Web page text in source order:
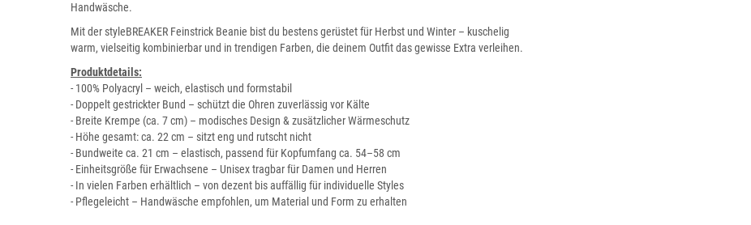
Handwäsche.
Mit der styleBREAKER Feinstrick Beanie bist du bestens gerüstet für Herbst und Winter – kuschelig
warm, vielseitig kombinierbar und in trendigen Farben, die deinem Outfit das gewisse Extra verleihen.
Produktdetails:
- 100% Polyacryl – weich, elastisch und formstabil
- Doppelt gestrickter Bund – schützt die Ohren zuverlässig vor Kälte
- Breite Krempe (ca. 7 cm) – modisches Design & zusätzlicher Wärmeschutz
- Höhe gesamt: ca. 22 cm – sitzt eng und rutscht nicht
- Bundweite ca. 21 cm – elastisch, passend für Kopfumfang ca. 54–58 cm
- Einheitsgröße für Erwachsene – Unisex tragbar für Damen und Herren
- In vielen Farben erhältlich – von dezent bis auffällig für individuelle Styles
- Pflegeleicht – Handwäsche empfohlen, um Material und Form zu erhalten